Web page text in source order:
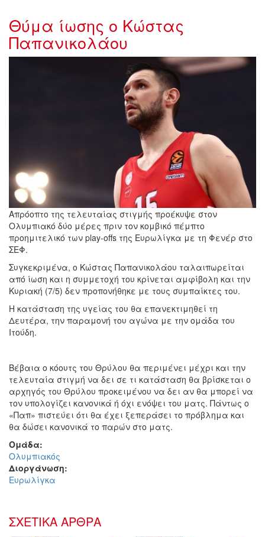
Θύμα ίωσης ο Κώστας
Παπανικολάου
xwris_titlo_1141_.jpg
Απρόοπτο της τελευταίας στιγμής προέκυψε στον
Ολυμπιακό δύο μέρες πριν τον κομβικό πέμπτο
προημιτελικό των play-offs της Ευρωλίγκα με τη Φενέρ στο
ΣΕΦ.
Συγκεκριμένα, ο Κώστας Παπανικολάου ταλαιπωρείται
από ίωση και η συμμετοχή του κρίνεται αμφίβολη και την
Κυριακή (7/5) δεν προπονήθηκε με τους συμπαίκτες του.
Η κατάσταση της υγείας του θα επανεκτιμηθεί τη
Δευτέρα, την παραμονή του αγώνα με την ομάδα του
Ιτούδη.
Βέβαια ο κόουτς του Θρύλου θα περιμένει μέχρι και την
τελευταία στιγμή να δει σε τι κατάσταση θα βρίσκεται ο
αρχηγός του Θρύλου προκειμένου να δει αν θα μπορεί να
τον υπολογίζει κανονικά ή όχι ενόψει του ματς. Πάντως ο
«Παπ» πιστεύει ότι θα έχει ξεπεράσει το πρόβλημα και
θα δώσει κανονικά το παρών στο ματς.
Ομάδα:
Ολυμπιακός
Διοργάνωση:
Ευρωλίγκα
ΣΧΕΤΙΚΑ ΑΡΘΡΑ